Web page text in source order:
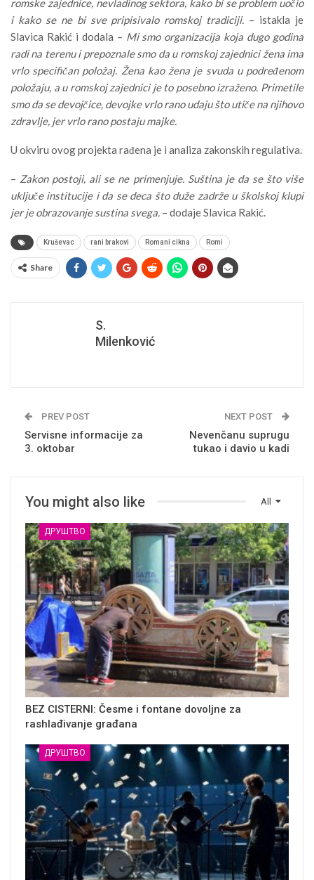
romske zajednice, nevladinog sektora, kako bi se problem uočio
i kako se ne bi sve pripisivalo romskoj tradiciji. – istakla je
Slavica Rakić i dodala – Mi smo organizacija koja dugo godina
radi na terenu i prepoznale smo da u romskoj zajednici žena ima
vrlo specifičan položaj. Žena kao žena je svuda u podređenom
položaju, a u romskoj zajednici je to posebno izraženo. Primetile
smo da se devojčice, devojke vrlo rano udaju što utiče na njihovo
zdravlje, jer vrlo rano postaju majke.
U okviru ovog projekta rađena je i analiza zakonskih regulativa.
– Zakon postoji, ali se ne primenjuje. Suština je da se što više
uključe institucije i da se deca što duže zadrže u školskoj klupi
jer je obrazovanje sustina svega. – dodaje Slavica Rakić.
Kruševac rani brakovi Romani cikna Romi
Share
S.
Milenković
PREV POST
Servisne informacije za
3. oktobar
NEXT POST
Nevenčanu suprugu
tukao i davio u kadi
All
You might also like
ДРУШТВО
BEZ CISTERNI: Česme i fontane dovoljne za
rashlađivanje građana
ДРУШТВО